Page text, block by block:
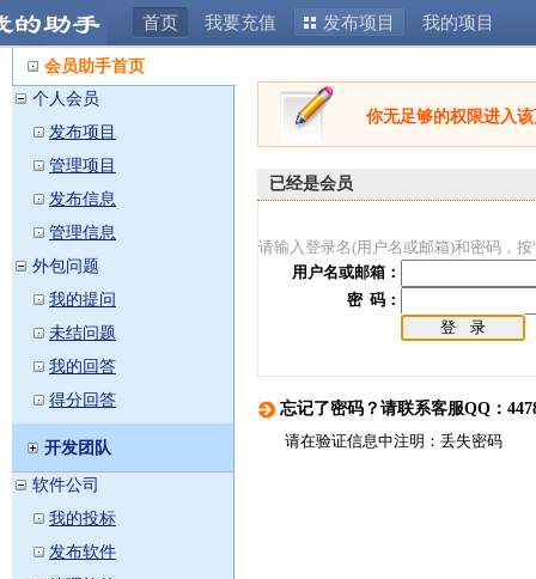
会员助手
首页 我要充值 发布项目 我的项目
你无足够的权限进入
已经是会员
请输入登录名(用户名或邮箱)和密码，按
用户名或邮箱：
密 码：
忘记了密码？请联系客服QQ：
请在验证信息中注明：丢失密码
会员助手首页
个人会员
发布项目
管理项目
发布信息
管理信息
外包问题
我的提问
未结问题
我的回答
得分回答
开发团队
软件公司
我的投标
发布软件